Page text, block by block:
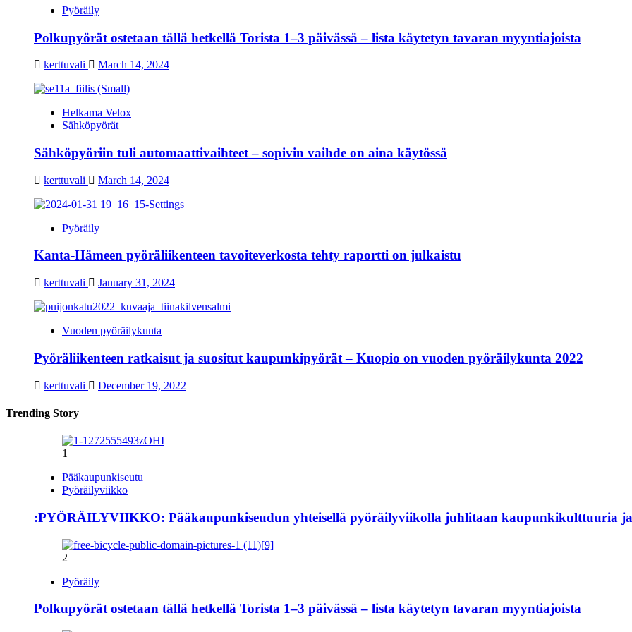
Pyöräily
Polkupyörät ostetaan tällä hetkellä Torista 1–3 päivässä – lista käytetyn tavaran myyntiajoista
kerttuvali March 14, 2024
Helkama Velox
Sähköpyörät
Sähköpyöriin tuli automaattivaihteet – sopivin vaihde on aina käytössä
kerttuvali March 14, 2024
Pyöräily
Kanta-Hämeen pyöräliikenteen tavoiteverkosta tehty raportti on julkaistu
kerttuvali January 31, 2024
Vuoden pyöräilykunta
Pyöräliikenteen ratkaisut ja suositut kaupunkipyörät – Kuopio on vuoden pyöräilykunta 2022
kerttuvali December 19, 2022
Trending Story
1
Pääkaupunkiseutu
Pyöräilyviikko
:PYÖRÄILYVIIKKO: Pääkaupunkiseudun yhteisellä pyöräilyviikolla juhlitaan kaupunkikulttuuria
2
Pyöräily
Polkupyörät ostetaan tällä hetkellä Torista 1–3 päivässä – lista käytetyn tavaran myyntiajoista